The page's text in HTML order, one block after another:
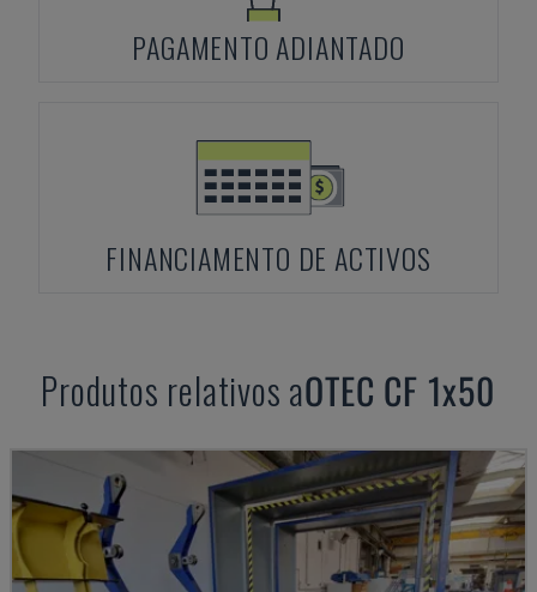
PAGAMENTO ADIANTADO
FINANCIAMENTO DE ACTIVOS
Produtos relativos aOTEC CF 1x50